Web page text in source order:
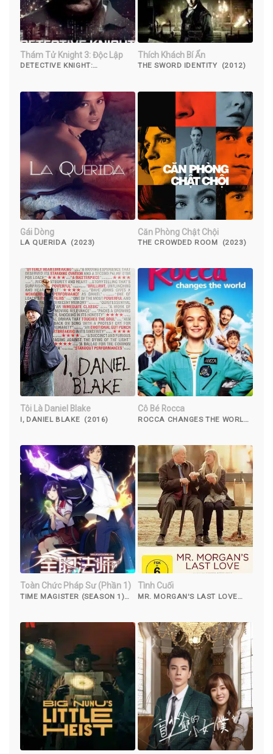
Thám Tử Knight 3: Độc Lập
DETECTIVE KNIGHT:
Thích Khách Bí Ẩn
THE SWORD IDENTITY (2012)
Gái Dòng
LA QUERIDA (2023)
Căn Phòng Chật Chội
THE CROWDED ROOM (2023)
Tôi Là Daniel Blake
I, DANIEL BLAKE (2016)
Cô Bé Rocca
ROCCA CHANGES THE WORLD
Toàn Chức Pháp Sư (Phần 1)
TIME MAGISTER (SEASON 1)
Tình Cuối
MR. MORGAN'S LAST LOVE